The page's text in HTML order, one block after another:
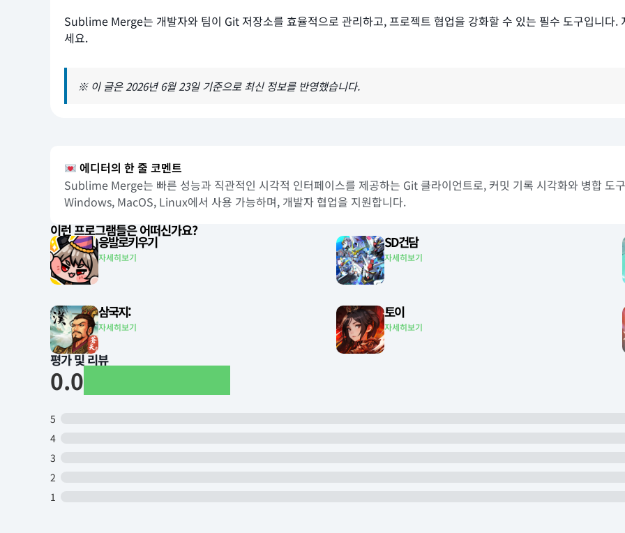
Sublime Merge는 개발자와 팀이 Git 저장소를 효율적으로 관리하고, 프로젝트 협업을 강화할 수 있는 필수 도구입니다.
세요.
※ 이 글은 2026년 6월 23일 기준으로 최신 정보를 반영했습니다.
에디터의 한 줄 코멘트
Sublime Merge는 빠른 성능과 직관적인 시각적 인터페이스를 제공하는 Git 클라이언트로, 커밋 기록 시각화와 병합 도
Windows, MacOS, Linux에서 사용 가능하며, 개발자 협업을 지원합니다.
이런 프로그램들은 어떠신가요?
응발로키우기
자세히보기
SD건담
자세히보기
삼국지:
자세히보기
토이
자세히보기
평가 및 리뷰
0.0
5
4
3
2
1